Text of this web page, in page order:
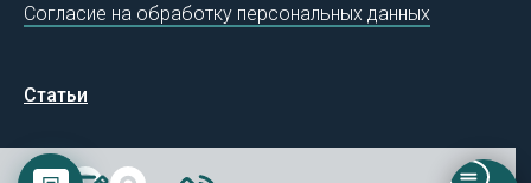
Согласие на обработку персональных данных
Статьи